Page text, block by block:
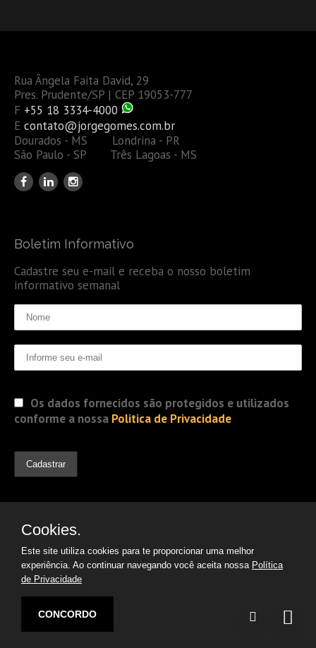
Rua Ângela Faita David, 29
Pres. Prudente/SP | CEP 19053-777
F +55 18 3334-4000
E contato@jorgegomes.com.br
Dourados - MS Londrina - PR
São Paulo - SP Três Lagoas - MS
Boletim Informativo
Cadastre seu e-mail e receba o nosso boletim
informativo semanal
Os dados fornecidos são protegidos e utilizados
conforme a nossa Politica de Privacidade
© 2019 Jorge Gomes
Advogados. Direitos Reservados
Argon | Otimização de Sites
Cookies.
Este site utiliza cookies para te proporcionar uma melhor
experiência. Ao continuar navegando você aceita nossa Política
de Privacidade
CONCORDO